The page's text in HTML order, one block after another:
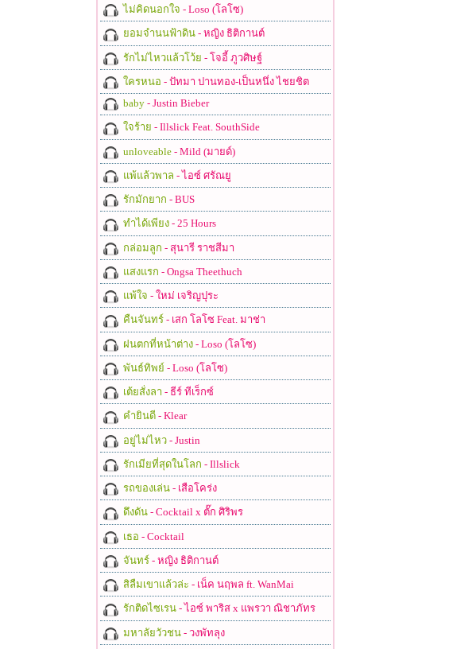
ไม่คิดนอกใจ - Loso (โลโซ)
ยอมจำนนฟ้าดิน- หญิง ธิติกานต์
รักไม่ไหวแล้วโว้ย - โจอี้ ภูวศิษฐ์
ใครหนอ - ปัทมา ปานทอง-เป็นหนึ่ง ไชยชิต
baby- Justin Bieber
ใจร้าย - Illslick Feat. SouthSide
unloveable- Mild (มายด์)
แพ้แล้วพาล - ไอซ์ ศรัณยู
รักมักยาก - BUS
ทำได้เพียง- 25 Hours
กล่อมลูก - สุนารี ราชสีมา
แสงแรก - Ongsa Theethuch
แพ้ใจ - ใหม่ เจริญปุระ
คืนจันทร์- เสก โลโซ Feat. มาช่า
ฝนตกที่หน้าต่าง- Loso (โลโซ)
พันธ์ทิพย์ - Loso (โลโซ)
เต้ยสั่งลา - ธีร์ ทีเร็กซ์
คำยินดี- Klear
อยู่ไม่ไหว- Justin
รักเมียที่สุดในโลก - Illslick
รถของเล่น- เสือโคร่ง
ดึงดัน- Cocktail x ตั๊ก ศิริพร
เธอ - Cocktail
จันทร์- หญิง ธิติกานต์
สิลืมเขาแล้วล่ะ - เน็ค นฤพล ft. WanMai
รักติดไซเรน- ไอซ์ พาริส x แพรวา ณิชาภัทร
มหาลัยวัวชน- วงพัทลุง